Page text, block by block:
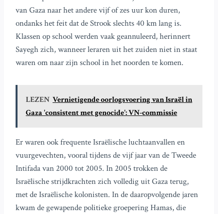
van Gaza naar het andere vijf of zes uur kon duren,
ondanks het feit dat de Strook slechts 40 km lang is.
Klassen op school werden vaak geannuleerd, herinnert
Sayegh zich, wanneer leraren uit het zuiden niet in staat
waren om naar zijn school in het noorden te komen.
LEZEN Vernietigende oorlogsvoering van Israël in
Gaza 'consistent met genocide': VN-commissie
Er waren ook frequente Israëlische luchtaanvallen en
vuurgevechten, vooral tijdens de vijf jaar van de Tweede
Intifada van 2000 tot 2005. In 2005 trokken de
Israëlische strijdkrachten zich volledig uit Gaza terug,
met de Israëlische kolonisten. In de daaropvolgende jaren
kwam de gewapende politieke groepering Hamas, die